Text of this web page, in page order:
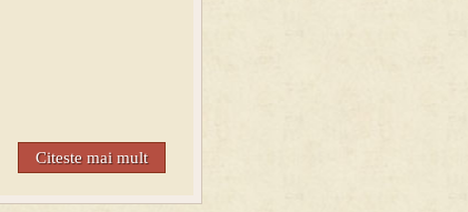
Citeste mai mult